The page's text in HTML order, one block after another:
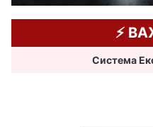
⚡️
Система